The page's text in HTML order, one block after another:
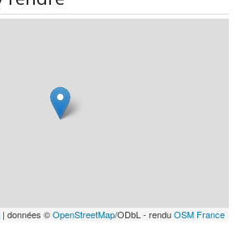
| données ©OpenStreetMap/ODbL - renduOSM France